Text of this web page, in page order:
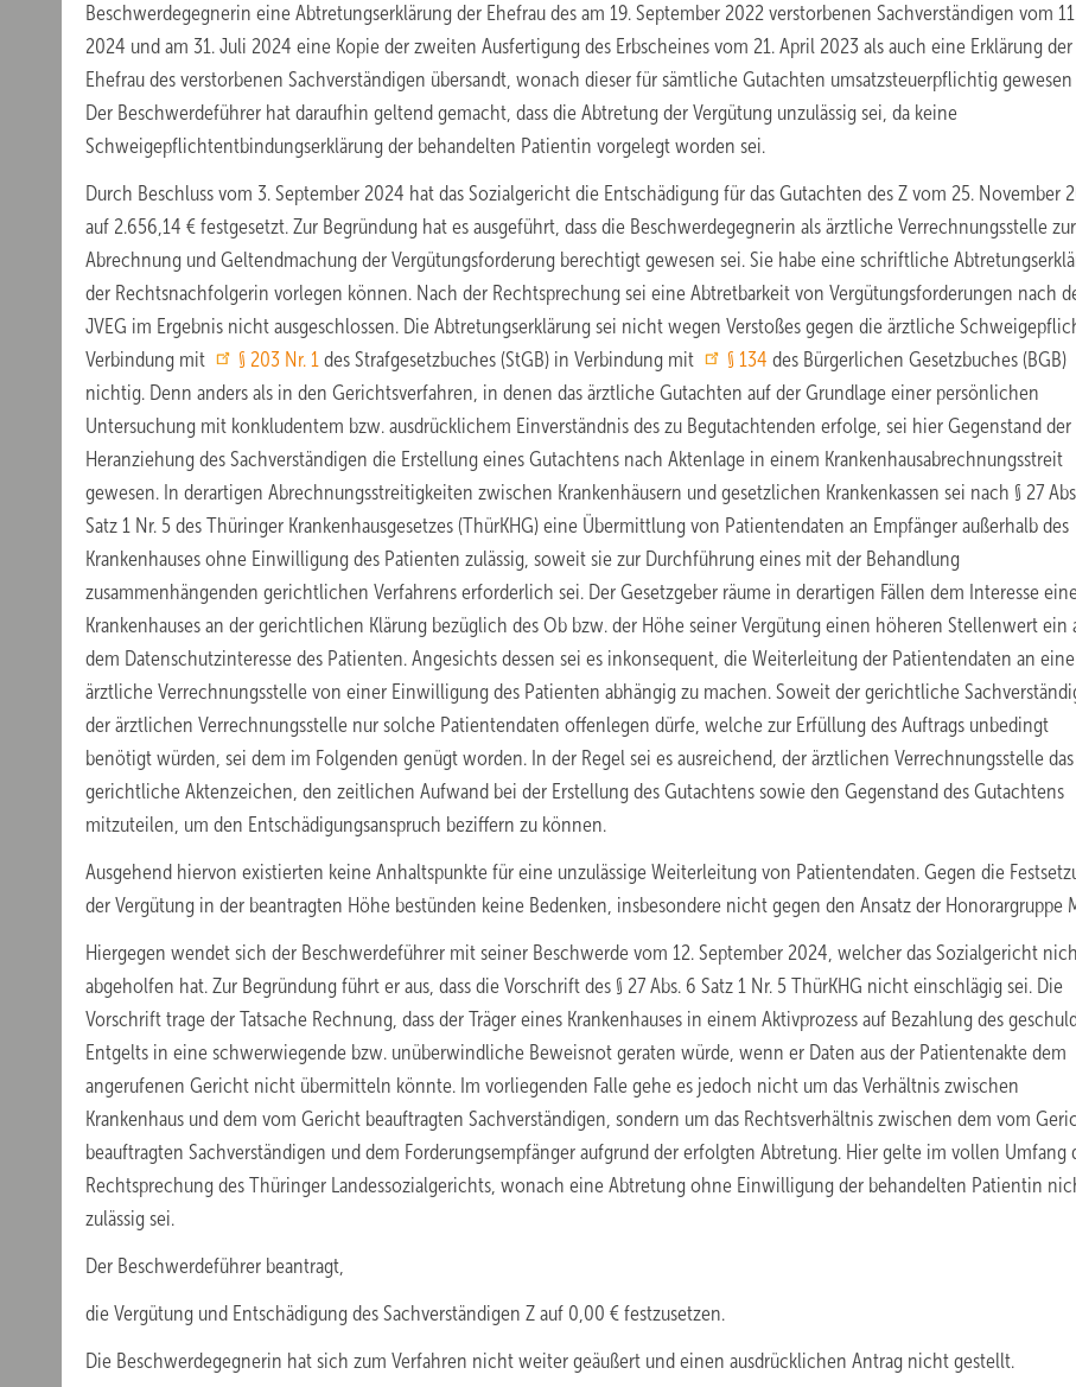
Beschwerdegegnerin eine Abtretungserklärung der Ehefrau des am 19. September 2022 verstorbenen Sachverständigen vom
2024 und am 31. Juli 2024 eine Kopie der zweiten Ausfertigung des Erbscheines vom 21. April 2023 als auch eine Erklärung der
Ehefrau des verstorbenen Sachverständigen übersandt, wonach dieser für sämtliche Gutachten umsatzsteuerpflichtig gewesen
Der Beschwerdeführer hat daraufhin geltend gemacht, dass die Abtretung der Vergütung unzulässig sei, da keine
Schweigepflichtentbindungserklärung der behandelten Patientin vorgelegt worden sei.
Durch Beschluss vom 3. September 2024 hat das Sozialgericht die Entschädigung für das Gutachten des Z vom 25. November
auf 2.656,14 € festgesetzt. Zur Begründung hat es ausgeführt, dass die Beschwerdegegnerin als ärztliche Verrechnungsstelle zur
Abrechnung und Geltendmachung der Vergütungsforderung berechtigt gewesen sei. Sie habe eine schriftliche
der Rechtsnachfolgerin vorlegen können. Nach der Rechtsprechung sei eine Abtretbarkeit von Vergütungsforderungen nach
JVEG im Ergebnis nicht ausgeschlossen. Die Abtretungserklärung sei nicht wegen Verstoßes gegen die ärztliche
Verbindung mit
§ 203 Nr. 1 des Strafgesetzbuches (StGB) in Verbindung mit § 134 des Bürgerlichen Gesetzbuches (BGB)
nichtig. Denn anders als in den Gerichtsverfahren, in denen das ärztliche Gutachten auf der Grundlage einer persönlichen
Untersuchung mit konkludentem bzw. ausdrücklichem Einverständnis des zu Begutachtenden erfolge, sei hier Gegenstand der
Heranziehung des Sachverständigen die Erstellung eines Gutachtens nach Aktenlage in einem Krankenhausabrechnungsstreit
gewesen. In derartigen Abrechnungsstreitigkeiten zwischen Krankenhäusern und gesetzlichen Krankenkassen sei nach § 27
Satz 1 Nr. 5 des Thüringer Krankenhausgesetzes (ThürKHG) eine Übermittlung von Patientendaten an Empfänger außerhalb des
Krankenhauses ohne Einwilligung des Patienten zulässig, soweit sie zur Durchführung eines mit der Behandlung
zusammenhängenden gerichtlichen Verfahrens erforderlich sei. Der Gesetzgeber räume in derartigen Fällen dem Interesse
Krankenhauses an der gerichtlichen Klärung bezüglich des Ob bzw. der Höhe seiner Vergütung einen höheren Stellenwert ein
dem Datenschutzinteresse des Patienten. Angesichts dessen sei es inkonsequent, die Weiterleitung der Patientendaten an eine
ärztliche Verrechnungsstelle von einer Einwilligung des Patienten abhängig zu machen. Soweit der gerichtliche
der ärztlichen Verrechnungsstelle nur solche Patientendaten offenlegen dürfe, welche zur Erfüllung des Auftrags unbedingt
benötigt würden, sei dem im Folgenden genügt worden. In der Regel sei es ausreichend, der ärztlichen Verrechnungsstelle das
gerichtliche Aktenzeichen, den zeitlichen Aufwand bei der Erstellung des Gutachtens sowie den Gegenstand des Gutachtens
mitzuteilen, um den Entschädigungsanspruch beziffern zu können.
Ausgehend hiervon existierten keine Anhaltspunkte für eine unzulässige Weiterleitung von Patientendaten. Gegen die
der Vergütung in der beantragten Höhe bestünden keine Bedenken, insbesondere nicht gegen den Ansatz der Honorargruppe
Hiergegen wendet sich der Beschwerdeführer mit seiner Beschwerde vom 12. September 2024, welcher das Sozialgericht
abgeholfen hat. Zur Begründung führt er aus, dass die Vorschrift des § 27 Abs. 6 Satz 1 Nr. 5 ThürKHG nicht einschlägig sei. Die
Vorschrift trage der Tatsache Rechnung, dass der Träger eines Krankenhauses in einem Aktivprozess auf Bezahlung des
Entgelts in eine schwerwiegende bzw. unüberwindliche Beweisnot geraten würde, wenn er Daten aus der Patientenakte dem
angerufenen Gericht nicht übermitteln könnte. Im vorliegenden Falle gehe es jedoch nicht um das Verhältnis zwischen
Krankenhaus und dem vom Gericht beauftragten Sachverständigen, sondern um das Rechtsverhältnis zwischen dem vom
beauftragten Sachverständigen und dem Forderungsempfänger aufgrund der erfolgten Abtretung. Hier gelte im vollen Umfang
Rechtsprechung des Thüringer Landessozialgerichts, wonach eine Abtretung ohne Einwilligung der behandelten Patientin
zulässig sei.
Der Beschwerdeführer beantragt,
die Vergütung und Entschädigung des Sachverständigen Z auf 0,00 € festzusetzen.
Die Beschwerdegegnerin hat sich zum Verfahren nicht weiter geäußert und einen ausdrücklichen Antrag nicht gestellt.